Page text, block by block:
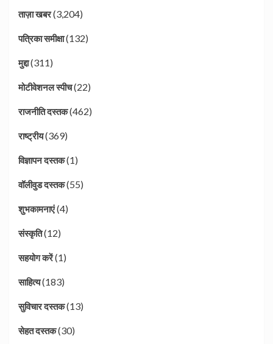
ताज़ा खबर(3,204)
पत्रिका समीक्षा(132)
मुद्दा(311)
मोटीवेशनल स्पीच(22)
राजनीति दस्तक(462)
राष्ट्रीय(369)
विज्ञापन दस्तक(1)
वॉलीवुड दस्तक(55)
शुभकामनाएं(4)
संस्कृति(12)
सहयोग करें(1)
साहित्य(183)
सुविचार दस्तक(13)
सेहत दस्तक(30)